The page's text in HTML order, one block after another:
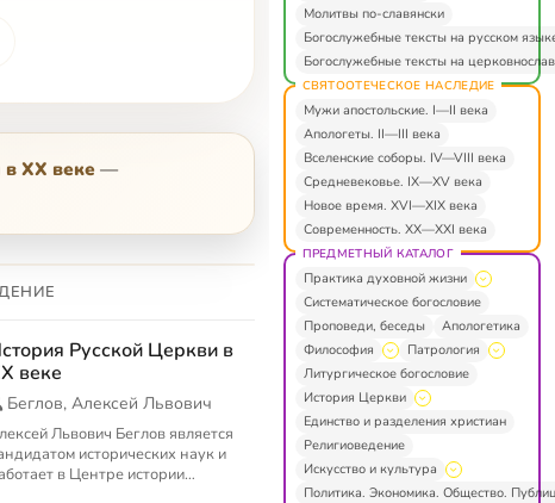
XX веке —
Русской Церкви в
веке
Беглов, Алексей Львович
Львович Беглов является
исторических наук и
в Центре истории
Молитвы по-славянски
Богослужебные тексты на русском
Богослужебные тексты на
СВЯТООТЕЧЕСКОЕ НАСЛЕДИЕ
Мужи апостольские. I—II века
Апологеты. II—III века
Вселенские соборы. IV—VIII века
Средневековье. IX—XV века
Новое время. XVI—XIX века
Современность. XX—XXI века
ПРЕДМЕТНЫЙ КАТАЛОГ
Практика духовной жизни
Систематическое богословие
Проповеди, беседы
Апологетика
Философия
Патрология
Литургическое богословие
История Церкви
Единство и разделения христиан
Религиоведение
Искусство и культура
Политика. Экономика. Общество.